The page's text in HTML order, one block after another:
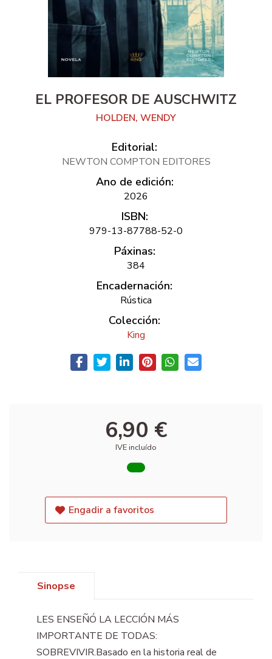
EL PROFESOR DE AUSCHWITZ
HOLDEN, WENDY
Editorial:
NEWTON COMPTON EDITORES
Ano de edición:
2026
ISBN:
979-13-87788-52-0
Páxinas:
384
Encadernación:
Rústica
Colección:
King
6,90 €
IVE incluído
Engadir a favoritos
Sinopse
LES ENSEÑÓ LA LECCIÓN MÁS
IMPORTANTE DE TODAS:
SOBREVIVIR.Basado en la historia real de